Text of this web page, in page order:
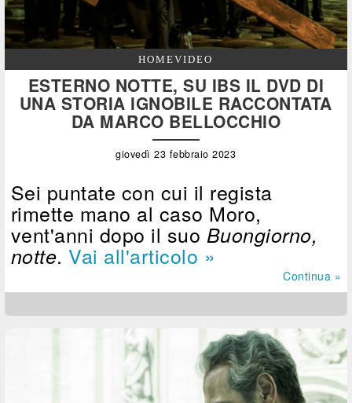
HOMEVIDEO
ESTERNO NOTTE, SU IBS IL DVD DI
UNA STORIA IGNOBILE RACCONTATA
DA MARCO BELLOCCHIO
giovedì 23 febbraio 2023
Sei puntate con cui il regista
rimette mano al caso Moro,
vent'anni dopo il suo Buongiorno,
notte.Vai all'articolo »
Continua »